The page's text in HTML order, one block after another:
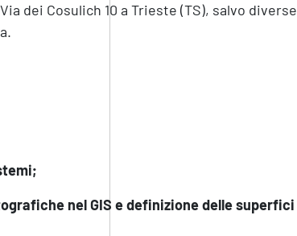
dei Cosulich 10 a Trieste (TS), salvo diverse
nel GIS e definizione delle superfici